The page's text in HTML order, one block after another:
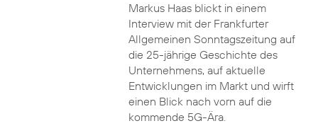
Markus Haas blickt in einem
Interview mit der Frankfurter
Allgemeinen Sonntagszeitung auf
die 25-jährige Geschichte des
Unternehmens, auf aktuelle
Entwicklungen im Markt und wirft
einen Blick nach vorn auf die
kommende 5G-Ära.